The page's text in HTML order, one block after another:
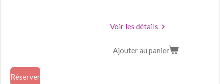
Voir les détails
Ajouter au panier
Réserver